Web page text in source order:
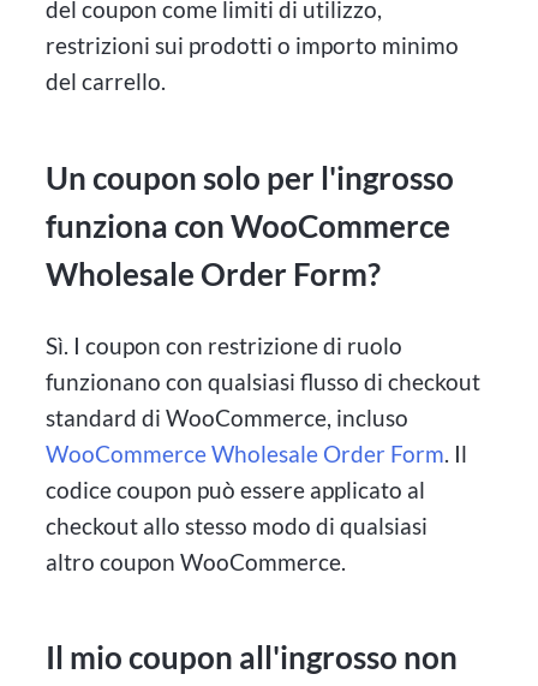
del coupon come limiti di utilizzo,
restrizioni sui prodotti o importo minimo
del carrello.
Un coupon solo per l'ingrosso
funziona con WooCommerce
Wholesale Order Form?
Sì. I coupon con restrizione di ruolo
funzionano con qualsiasi flusso di checkout
standard di WooCommerce, incluso
WooCommerce Wholesale Order Form. Il
codice coupon può essere applicato al
checkout allo stesso modo di qualsiasi
altro coupon WooCommerce.
Il mio coupon all'ingrosso non